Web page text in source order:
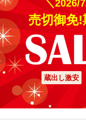
＼2026/
売切御免
蔵出し激安